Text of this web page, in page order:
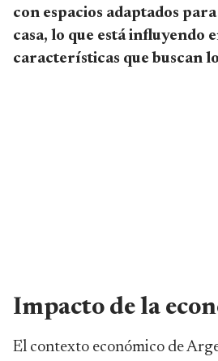
con espacios adaptados
casa, lo que está influyendo
características que buscan
Impacto de la
El contexto económico de